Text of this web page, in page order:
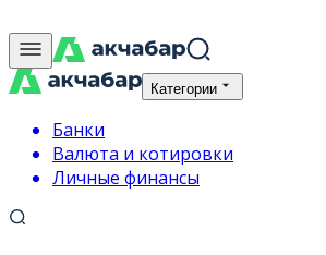
Категории
Банки
Валюта и котировки
Личные финансы